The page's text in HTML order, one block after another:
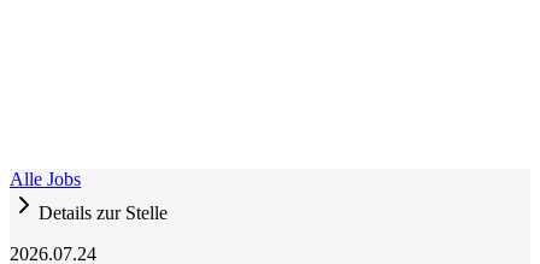
Alle Jobs
Details zur Stelle
2026.07.24